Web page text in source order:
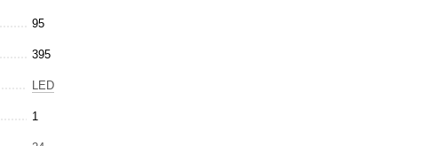
95
395
LED
1